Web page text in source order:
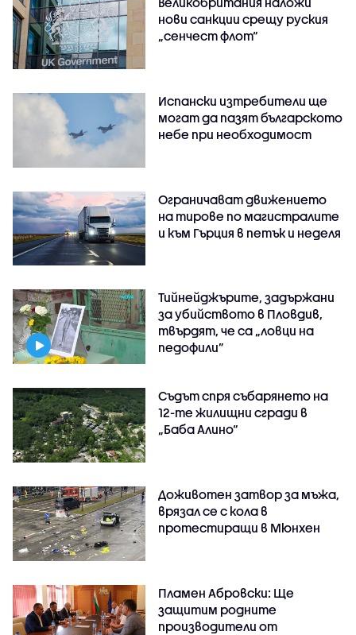
нови санкции срещу руския
„сенчест флот“
Испански изтребители ще
могат да пазят българското
небе при необходимост
Ограничават движението
на тирове по магистралите
и към Гърция в петък и неделя
Тийнейджърите, задържани
за убийството в Пловдив,
твърдят, че са „ловци на
педофили”
Съдът спря събарянето на
12-те жилищни сгради в
„Баба Алино“
Доживотен затвор за мъжа,
врязал се с кола в
протестиращи в Мюнхен
Пламен Абровски: Ще
защитим родните
производители от